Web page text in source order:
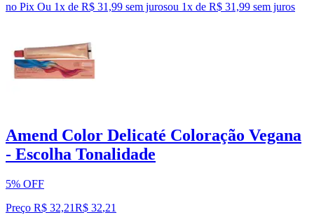
no Pix Ou 1x de R$ 31,99 sem jurosou 1x de R$ 31,99 sem juros
Amend Color Delicaté Coloração Vegana
- Escolha Tonalidade
5% OFF
Preço R$ 32,21R$ 32,21